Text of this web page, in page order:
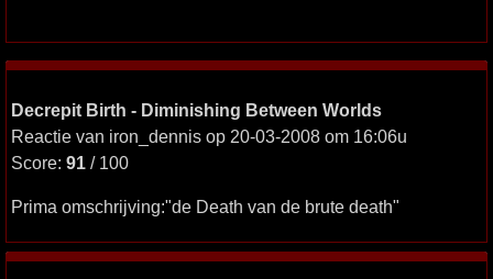
Decrepit Birth - Diminishing Between Worlds
Reactie van iron_dennis op 20-03-2008 om 16:06u
Score: 91 / 100
Prima omschrijving:"de Death van de brute death"